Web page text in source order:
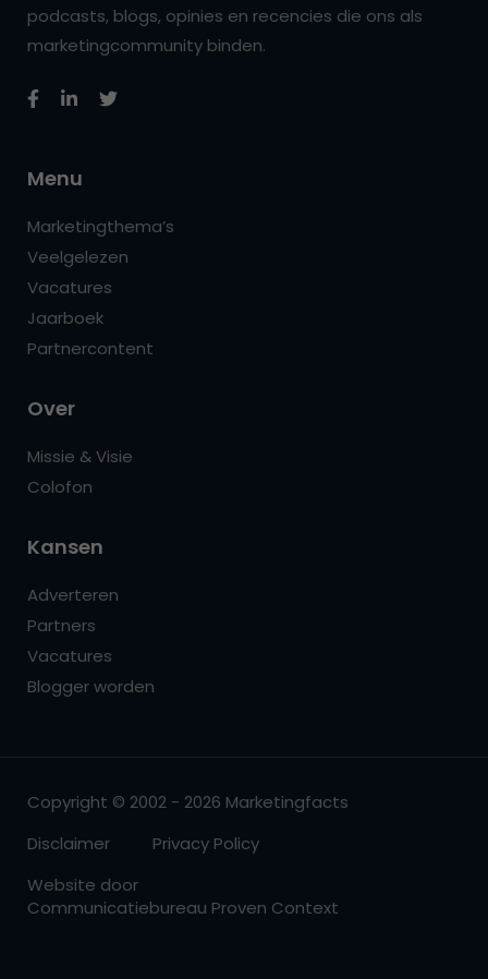
podcasts, blogs, opinies en recencies die ons als
marketingcommunity binden.
Menu
Marketingthema’s
Veelgelezen
Vacatures
Jaarboek
Partnercontent
Over
Missie & Visie
Colofon
Kansen
Adverteren
Partners
Vacatures
Blogger worden
Copyright © 2002 - 2026 Marketingfacts
Disclaimer
Privacy Policy
Website door
Communicatiebureau Proven Context